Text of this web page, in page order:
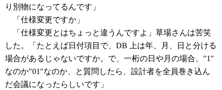
り別物になってるんです」
「仕様変更ですか」
「仕様変更とはちょっと違うんですよ」草場さんは苦笑
した。「たとえば日付項目で、DB 上は年、月、日と分ける
場合があるじゃないですか。で、一桁の日や月の場合、"1"
なのか"01"なのか、と質問したら、設計者を全員巻き込ん
だ会議になったらしいです」